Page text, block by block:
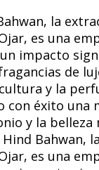
la
es una
impacto
de
y la
con éxito una
y la belleza
Hind Bahwan,
es una